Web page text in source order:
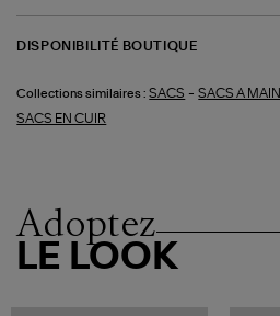
DISPONIBILITÉ BOUTIQUE
Collections similaires : SACS -SACS A MAIN
SACS EN CUIR
Adoptez
LE LOOK